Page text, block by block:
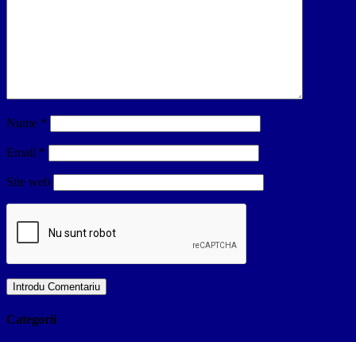
Nume *
Email *
Site web
Categorii